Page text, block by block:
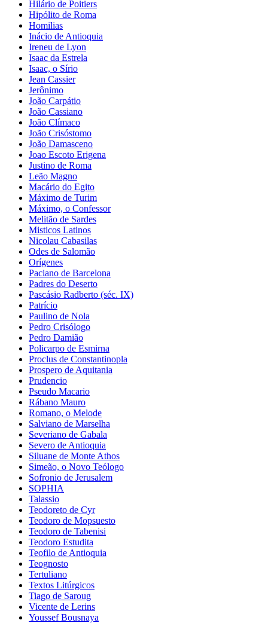
Hilário de Poitiers
Hipólito de Roma
Homilias
Inácio de Antioquia
Ireneu de Lyon
Isaac da Estrela
Isaac, o Sírio
Jean Cassier
Jerônimo
João Carpátio
João Cassiano
João Clímaco
João Crisóstomo
João Damasceno
Joao Escoto Erigena
Justino de Roma
Leão Magno
Macário do Egito
Máximo de Turim
Máximo, o Confessor
Melitão de Sardes
Misticos Latinos
Nicolau Cabasilas
Odes de Salomão
Orígenes
Paciano de Barcelona
Padres do Deserto
Pascásio Radberto (séc. IX)
Patrício
Paulino de Nola
Pedro Crisólogo
Pedro Damião
Policarpo de Esmirna
Proclus de Constantinopla
Prospero de Aquitania
Prudencio
Pseudo Macario
Rábano Mauro
Romano, o Melode
Salviano de Marselha
Severiano de Gabala
Severo de Antioquia
Siluane de Monte Athos
Simeão, o Novo Teólogo
Sofronio de Jerusalem
SOPHIA
Talassio
Teodoreto de Cyr
Teodoro de Mopsuesto
Teodoro de Tabenisi
Teodoro Estudita
Teofilo de Antioquia
Teognosto
Tertuliano
Textos Litúrgicos
Tiago de Saroug
Vicente de Lerins
Youssef Bousnaya